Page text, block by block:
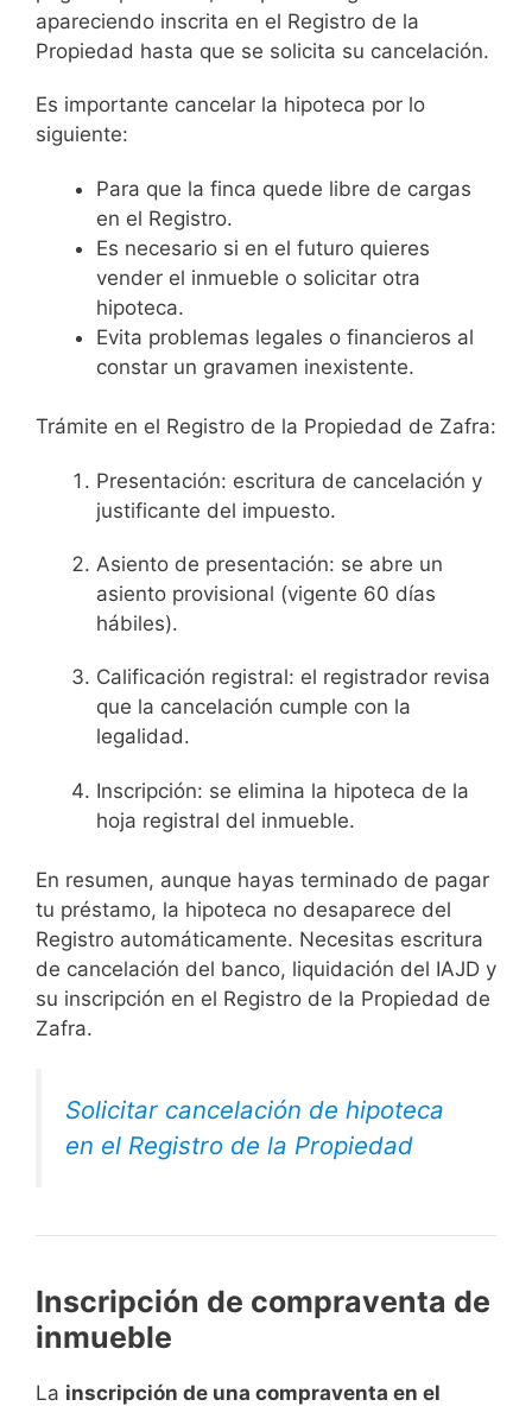
apareciendo inscrita en el Registro de la
Propiedad hasta que se solicita su cancelación.
Es importante cancelar la hipoteca por lo
siguiente:
Para que la finca quede libre de cargas
en el Registro.
Es necesario si en el futuro quieres
vender el inmueble o solicitar otra
hipoteca.
Evita problemas legales o financieros al
constar un gravamen inexistente.
Trámite en el Registro de la Propiedad de Zafra:
Presentación: escritura de cancelación y
justificante del impuesto.
Asiento de presentación: se abre un
asiento provisional (vigente 60 días
hábiles).
Calificación registral: el registrador revisa
que la cancelación cumple con la
legalidad.
Inscripción: se elimina la hipoteca de la
hoja registral del inmueble.
En resumen, aunque hayas terminado de pagar
tu préstamo, la hipoteca no desaparece del
Registro automáticamente. Necesitas escritura
de cancelación del banco, liquidación del IAJD y
su inscripción en el Registro de la Propiedad de
Zafra.
Solicitar cancelación de hipoteca
en el Registro de la Propiedad
Inscripción de compraventa de
inmueble
La inscripción de una compraventa en el